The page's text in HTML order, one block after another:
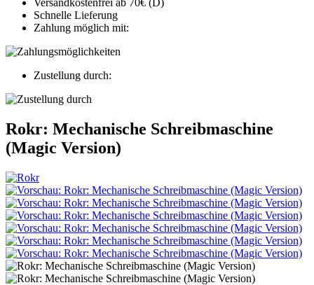
Versandkostenfrei ab 70€ (D)
Schnelle Lieferung
Zahlung möglich mit:
Zustellung durch:
Rokr: Mechanische Schreibmaschine
(Magic Version)